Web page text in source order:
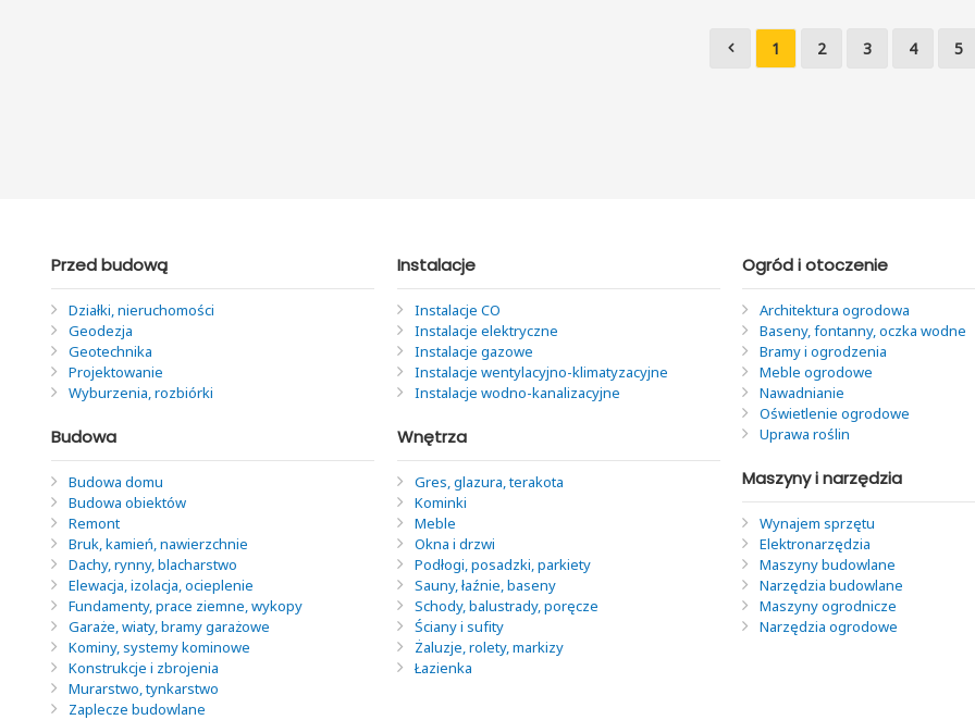
1 2 3 4 5
Przed budową
Działki, nieruchomości
Geodezja
Geotechnika
Projektowanie
Wyburzenia, rozbiórki
Budowa
Budowa domu
Budowa obiektów
Remont
Bruk, kamień, nawierzchnie
Dachy, rynny, blacharstwo
Elewacja, izolacja, ocieplenie
Fundamenty, prace ziemne, wykopy
Garaże, wiaty, bramy garażowe
Kominy, systemy kominowe
Konstrukcje i zbrojenia
Murarstwo, tynkarstwo
Zaplecze budowlane
Instalacje
Instalacje CO
Instalacje elektryczne
Instalacje gazowe
Instalacje wentylacyjno-klimatyzacyjne
Instalacje wodno-kanalizacyjne
Wnętrza
Gres, glazura, terakota
Kominki
Meble
Okna i drzwi
Podłogi, posadzki, parkiety
Sauny, łaźnie, baseny
Schody, balustrady, poręcze
Ściany i sufity
Żaluzje, rolety, markizy
Łazienka
Ogród i otoczenie
Architektura ogrodowa
Baseny, fontanny, oczka wodne
Bramy i ogrodzenia
Meble ogrodowe
Nawadnianie
Oświetlenie ogrodowe
Uprawa roślin
Maszyny i narzędzia
Wynajem sprzętu
Elektronarzędzia
Maszyny budowlane
Narzędzia budowlane
Maszyny ogrodnicze
Narzędzia ogrodowe